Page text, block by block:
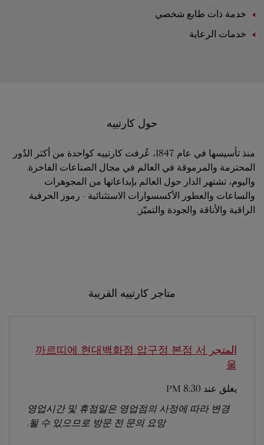
خدمة ذات طابع شخصي
خدمات الرعاية
حول كارتييه
منذ تأسيسها في عام 1847، عُرفت كارتييه كواحدة من أكثر الدُور
المحترمة والمرموقة في العالم في مجال الصناعات الفاخرة.
واليوم، تشتهر الدار حول العالم بإبداعاتها من المجوهرات
والساعات والعطور الأكسسوارات الاستثنائية - رموز الحرفية
الراقية والأناقة والجودة والتميّز.
متاجر كارتييه القريبة
المتجر 까르띠에 현대백화점 압구정 본점 서
울
يغلق عند 8:30 PM
영업시간 및 휴점일은 영업점의 사정에 따라 변경
될 수 있으므로 방문 전 문의 요망.